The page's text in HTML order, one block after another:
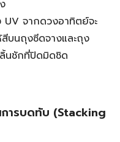
UV จากดวงอาทิตย์จะ
สีบนถุงซีดจางและถุง
ลิ้นชักที่ปิดมิดชิด
การบดทับ (Stacking